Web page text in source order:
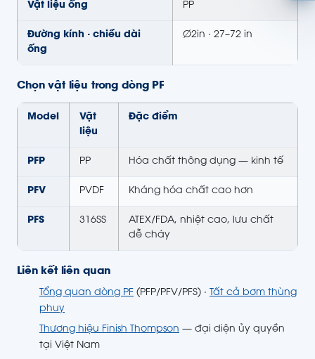
Vật liệu ống PP
Đường kính · chiều dài
ống
Ø2in · 27–72 in
Chọn vật liệu trong dòng PF
Model
Vật
liệu
Đặc điểm
PFP PP Hóa chất thông dụng — kinh tế
PFV PVDF Kháng hóa chất cao hơn
PFS 316SS
ATEX/FDA, nhiệt cao, lưu chất
dễ cháy
Liên kết liên quan
Tổng quan dòng PF (PFP/PFV/PFS) · Tất cả bơm thùng
phuy
Thương hiệu Finish Thompson — đại diện ủy quyền
tại Việt Nam